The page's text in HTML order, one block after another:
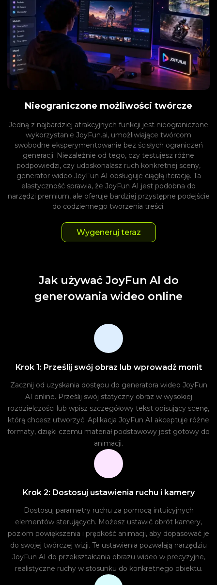
Nieograniczone możliwości twórcze
Jedną z najbardziej atrakcyjnych funkcji jest nieograniczone
wykorzystanie JoyFun.ai, umożliwiające twórcom
swobodne eksperymentowanie bez ścisłych ograniczeń
generacji. Niezależnie od tego, czy testujesz różne
podpowiedzi, czy udoskonalasz ruch konkretnej sceny,
generator wideo JoyFun AI obsługuje ciągłą iterację. Ta
elastyczność sprawia, że ​​JoyFun AI jest podobna do
narzędzi premium, ale oferuje bardziej przystępne podejście
do codziennego tworzenia treści.
Wygeneruj teraz
Jak używać JoyFun AI do
generowania wideo online
Krok 1: Prześlij swój obraz lub wprowadź monit
Zacznij od uzyskania dostępu do generatora wideo JoyFun
AI online. Prześlij swój statyczny obraz w wysokiej
rozdzielczości lub wpisz szczegółowy tekst opisujący scenę,
którą chcesz utworzyć. Aplikacja JoyFun AI akceptuje różne
formaty, dzięki czemu materiał podstawowy jest gotowy do
animacji.
Krok 2: Dostosuj ustawienia ruchu i kamery
Dostosuj parametry ruchu za pomocą intuicyjnych
elementów sterujących. Możesz ustawić obrót kamery,
poziom powiększenia i prędkość animacji, aby dopasować je
do swojej twórczej wizji. Te ustawienia pozwalają narzędziu
JoyFun AI do przekształcania obrazu wideo w precyzyjne,
realistyczne ruchy w stosunku do konkretnego obiektu.